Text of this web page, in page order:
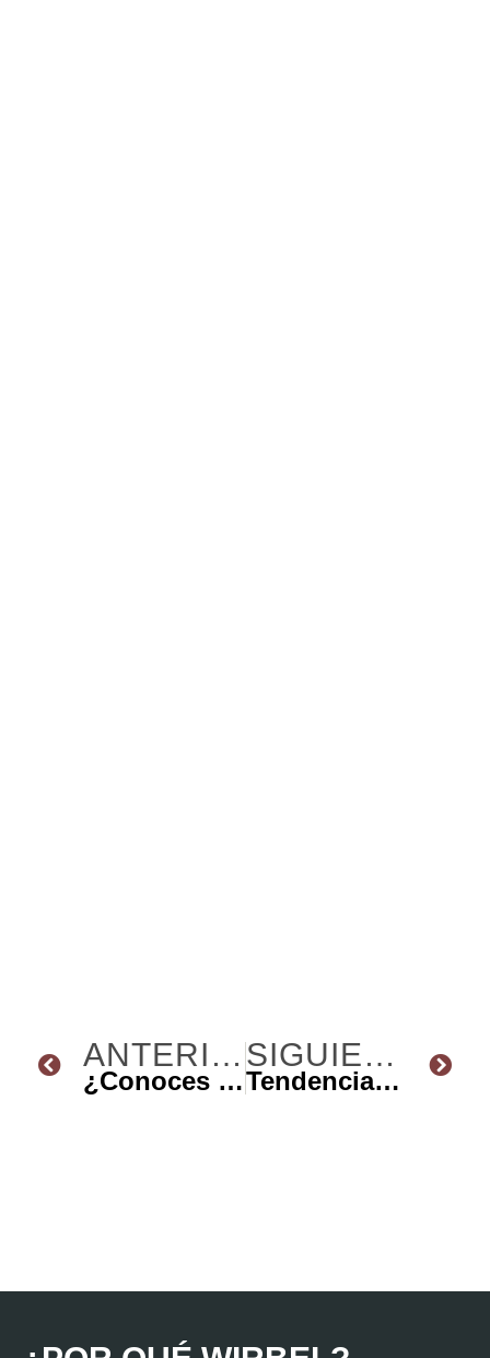
ANTERIOR
¿Conoces las partes de una Cabina de Pintura?
SIGUIENTE
Tendencias del sector de manufactura 2025 y su impacto en entorno internacional